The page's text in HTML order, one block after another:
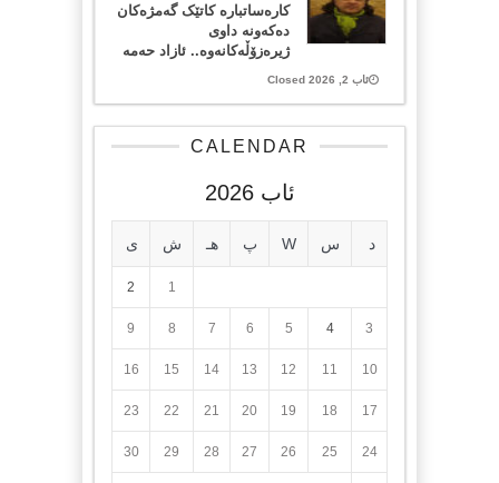
کارەساتبارە کاتێک گەمژەکان
دەکەونە داوی
ژیرەزۆڵەکانەوە.. ئازاد حەمە
ئاب 2, 2026 Closed
CALENDAR
ئاب 2026
د س W پ هـ ش ی
1
2
3
4
5
6
7
8
9
10
11
12
13
14
15
16
17
18
19
20
21
22
23
24
25
26
27
28
29
30